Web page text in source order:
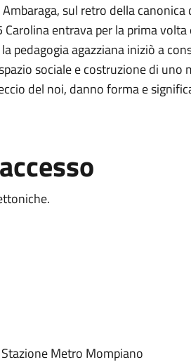
Ambaraga, sul retro della
entrava per la prima
pedagogia agazziana iniziò a
sociale e costruzione di
del noi, danno forma e
Metro Mompiano